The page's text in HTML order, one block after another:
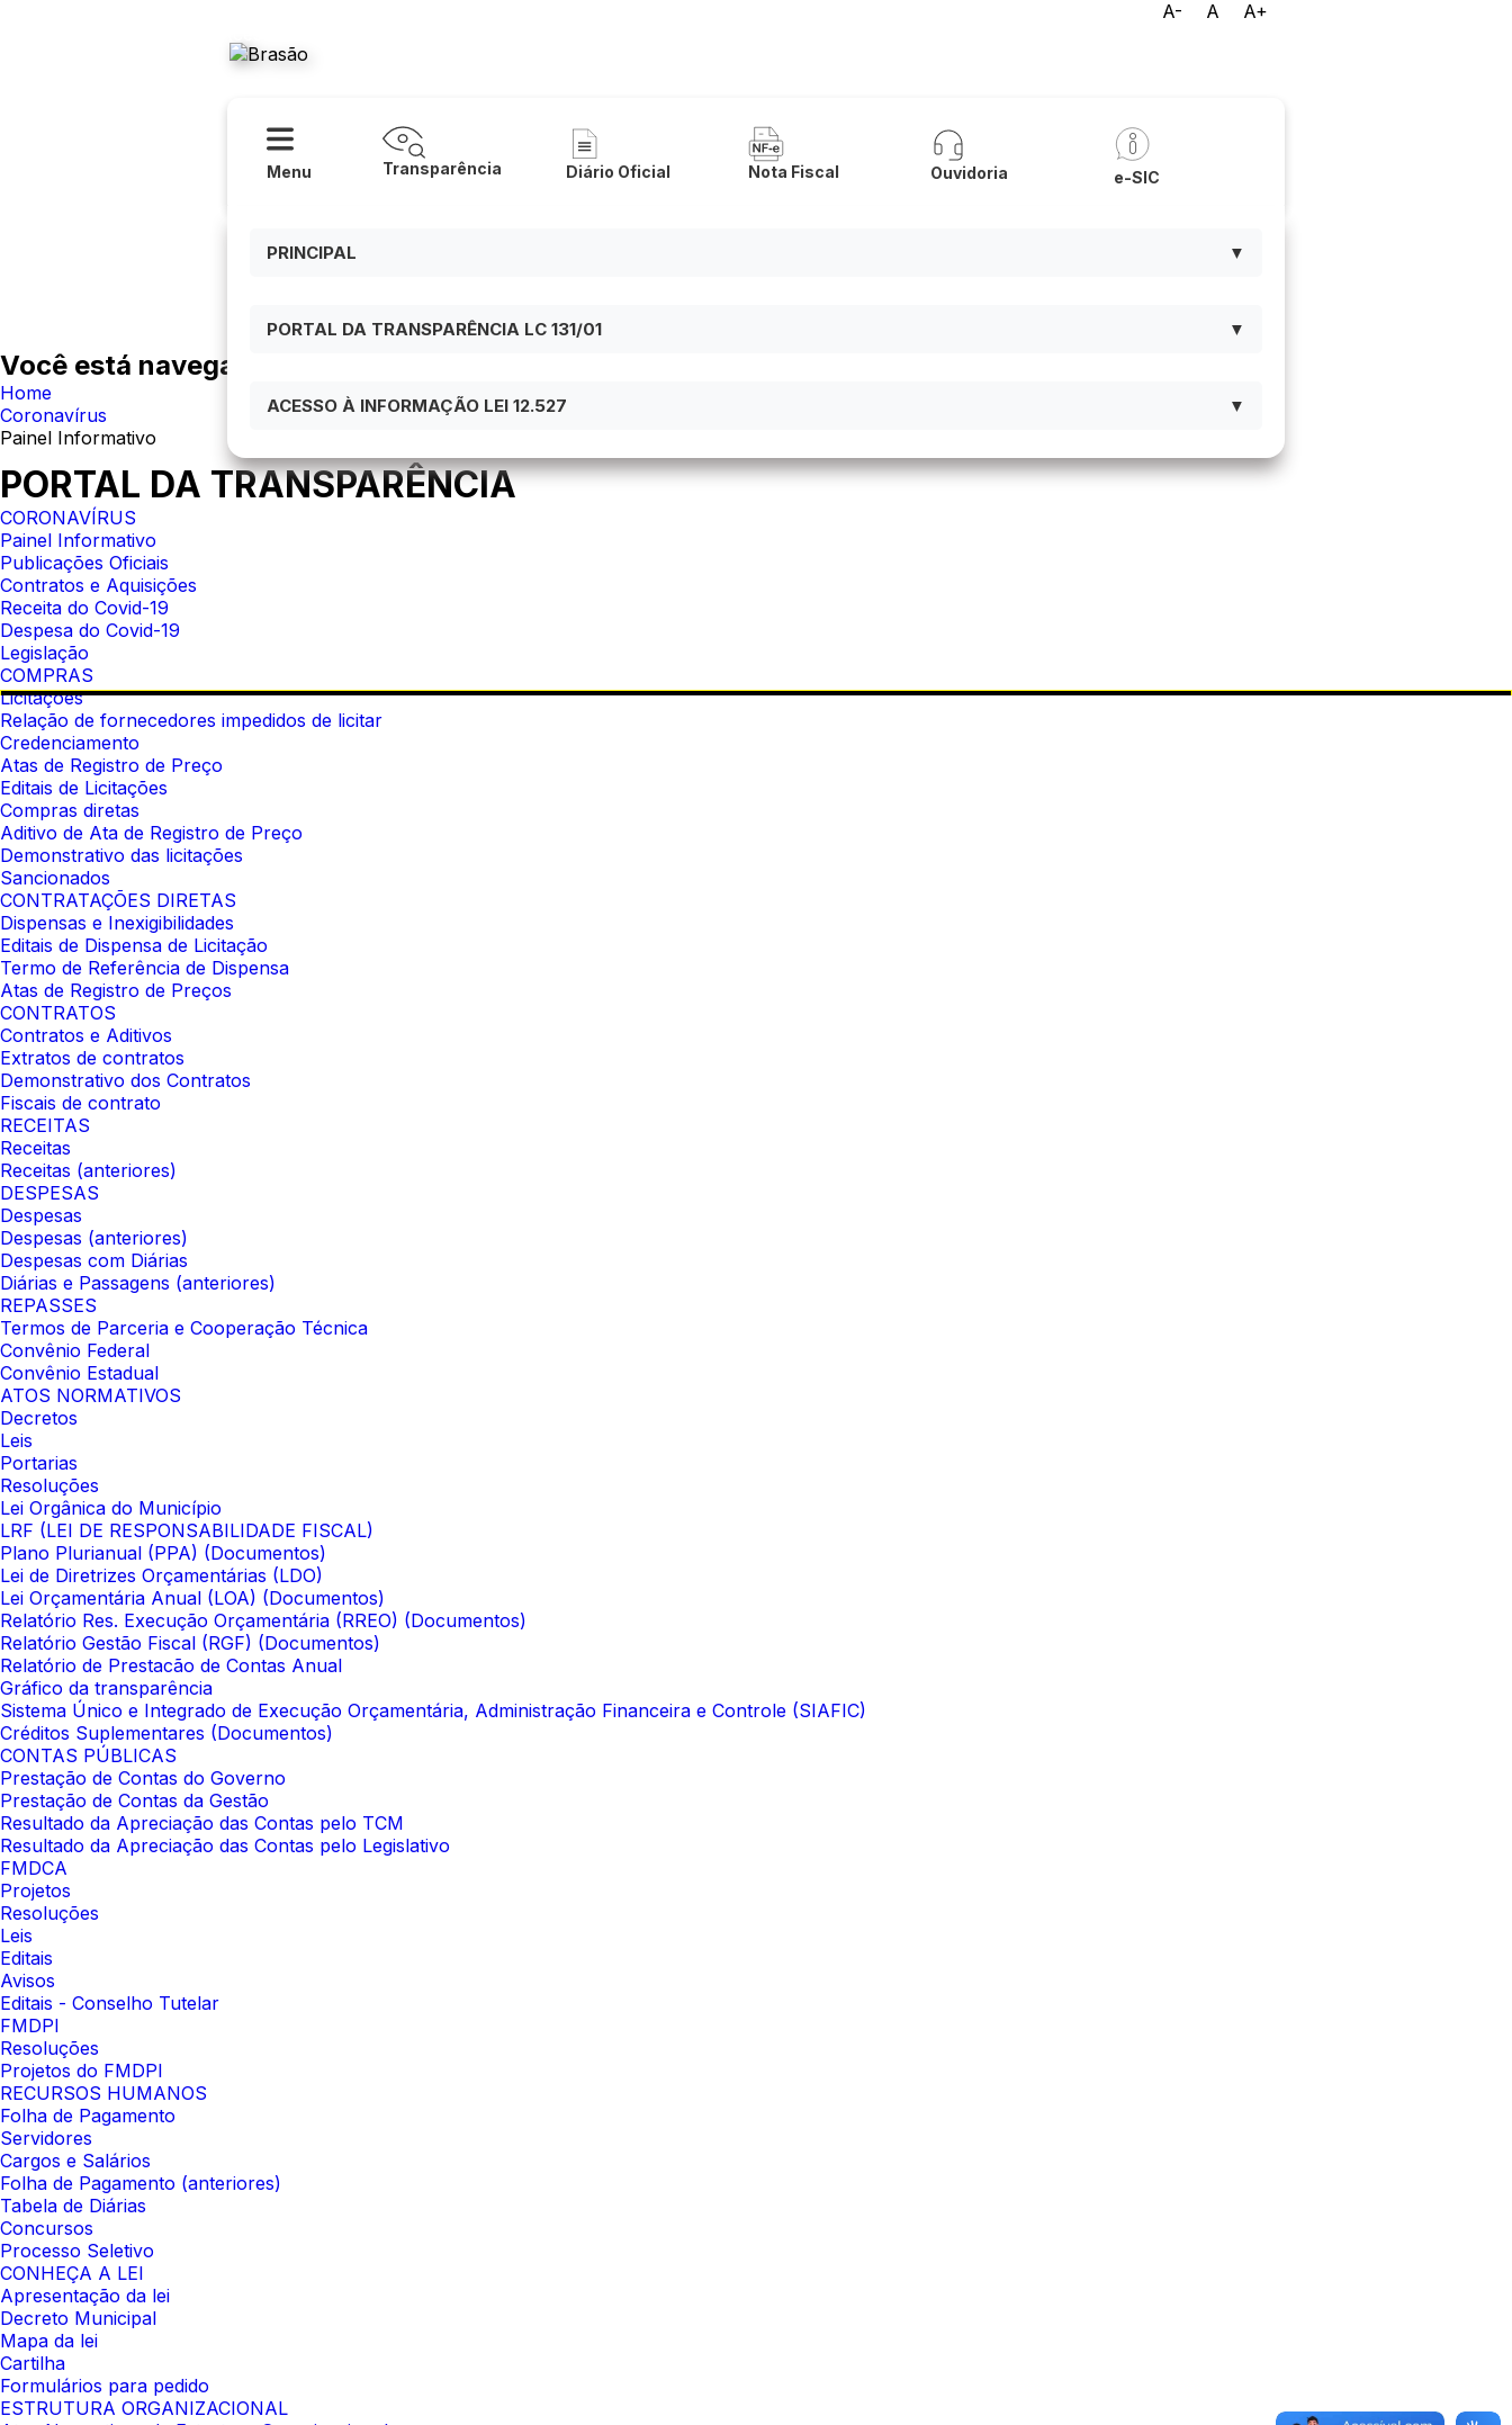
A- A
A+
Menu Transparência Diário Oficial Nota Fiscal Ouvidoria e-SIC
PRINCIPAL ▼
PORTAL DA TRANSPARÊNCIA LC 131/01 ▼
ACESSO À INFORMAÇÃO LEI 12.527 ▼
Você está navegando em:
Home
Coronavírus
Painel Informativo
PORTAL DA TRANSPARÊNCIA
CORONAVÍRUS
Painel Informativo
Publicações Oficiais
Contratos e Aquisições
Receita do Covid-19
Despesa do Covid-19
Legislação
COMPRAS
Licitações
Relação de fornecedores impedidos de licitar
Credenciamento
Atas de Registro de Preço
Editais de Licitações
Compras diretas
Aditivo de Ata de Registro de Preço
Demonstrativo das licitações
Sancionados
CONTRATAÇÕES DIRETAS
Dispensas e Inexigibilidades
Editais de Dispensa de Licitação
Termo de Referência de Dispensa
Atas de Registro de Preços
CONTRATOS
Contratos e Aditivos
Extratos de contratos
Demonstrativo dos Contratos
Fiscais de contrato
RECEITAS
Receitas
Receitas (anteriores)
DESPESAS
Despesas
Despesas (anteriores)
Despesas com Diárias
Diárias e Passagens (anteriores)
REPASSES
Termos de Parceria e Cooperação Técnica
Convênio Federal
Convênio Estadual
ATOS NORMATIVOS
Decretos
Leis
Portarias
Resoluções
Lei Orgânica do Município
LRF (LEI DE RESPONSABILIDADE FISCAL)
Plano Plurianual (PPA) (Documentos)
Lei de Diretrizes Orçamentárias (LDO)
Lei Orçamentária Anual (LOA) (Documentos)
Relatório Res. Execução Orçamentária (RREO) (Documentos)
Relatório Gestão Fiscal (RGF) (Documentos)
Relatório de Prestacão de Contas Anual
Gráfico da transparência
Sistema Único e Integrado de Execução Orçamentária, Administração Financeira e Controle (SIAFIC)
Créditos Suplementares (Documentos)
CONTAS PÚBLICAS
Prestação de Contas do Governo
Prestação de Contas da Gestão
Resultado da Apreciação das Contas pelo TCM
Resultado da Apreciação das Contas pelo Legislativo
FMDCA
Projetos
Resoluções
Leis
Editais
Avisos
Editais - Conselho Tutelar
FMDPI
Resoluções
Projetos do FMDPI
RECURSOS HUMANOS
Folha de Pagamento
Servidores
Cargos e Salários
Folha de Pagamento (anteriores)
Tabela de Diárias
Concursos
Processo Seletivo
CONHEÇA A LEI
Apresentação da lei
Decreto Municipal
Mapa da lei
Cartilha
Formulários para pedido
ESTRUTURA ORGANIZACIONAL